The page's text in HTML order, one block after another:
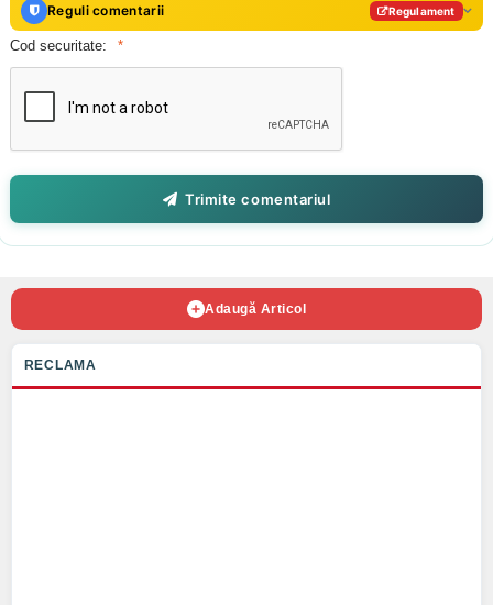
Reguli comentarii Regulament
Cod securitate:
Trimite comentariul
Adaugă Articol
RECLAMA